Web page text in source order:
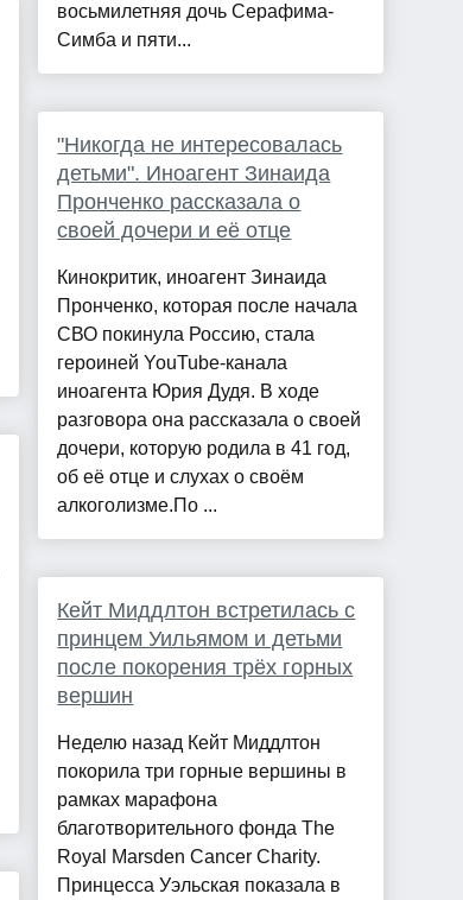
восьмилетняя дочь Серафима-
Симба и пяти...
"Никогда не интересовалась
детьми". Иноагент Зинаида
Пронченко рассказала о
своей дочери и её отце
Кинокритик, иноагент Зинаида
Пронченко, которая после начала
СВО покинула Россию, стала
героиней YouTube-канала
иноагента Юрия Дудя. В ходе
разговора она рассказала о своей
дочери, которую родила в 41 год,
об её отце и слухах о своём
алкоголизме.По ...
Кейт Миддлтон встретилась с
принцем Уильямом и детьми
после покорения трёх горных
вершин
Неделю назад Кейт Миддлтон
покорила три горные вершины в
рамках марафона
благотворительного фонда The
Royal Marsden Cancer Charity.
Принцесса Уэльская показала в